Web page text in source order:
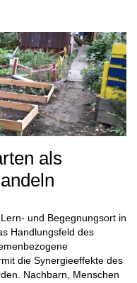
als
und Begegnungsort in
Handlungsfeld des
die Synergieeffekte des
Nachbarn, Menschen